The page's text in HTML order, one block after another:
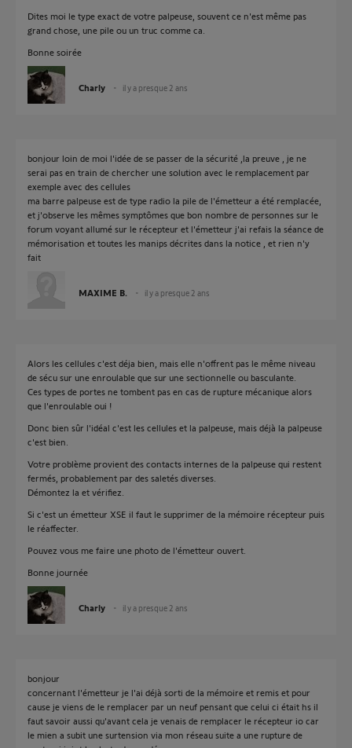
Dites moi le type exact de votre palpeuse, souvent ce n'est même pas
grand chose, une pile ou un truc comme ca.
Bonne soirée
Charly il y a presque 2 ans
bonjour loin de moi l'idée de se passer de la sécurité ,la preuve , je ne
serai pas en train de chercher une solution avec le remplacement par
exemple avec des cellules
ma barre palpeuse est de type radio la pile de l'émetteur a été remplacée,
et j'observe les mêmes symptômes que bon nombre de personnes sur le
forum voyant allumé sur le récepteur et l'émetteur j'ai refais la séance de
mémorisation et toutes les manips décrites dans la notice , et rien n'y
fait
MAXIME B. il y a presque 2 ans
Alors les cellules c'est déja bien, mais elle n'offrent pas le même niveau
de sécu sur une enroulable que sur une sectionnelle ou basculante.
Ces types de portes ne tombent pas en cas de rupture mécanique alors
que l'enroulable oui !
Donc bien sûr l'idéal c'est les cellules et la palpeuse, mais déjà la palpeuse
c'est bien.
Votre problème provient des contacts internes de la palpeuse qui restent
fermés, probablement par des saletés diverses.
Démontez la et vérifiez.
Si c'est un émetteur XSE il faut le supprimer de la mémoire récepteur puis
le réaffecter.
Pouvez vous me faire une photo de l'émetteur ouvert.
Bonne journée
Charly il y a presque 2 ans
bonjour
concernant l'émetteur je l'ai déjà sorti de la mémoire et remis et pour
cause je viens de le remplacer par un neuf pensant que celui ci était hs il
faut savoir aussi qu'avant cela je venais de remplacer le récepteur io car
le mien a subit une surtension via mon réseau suite a une rupture de